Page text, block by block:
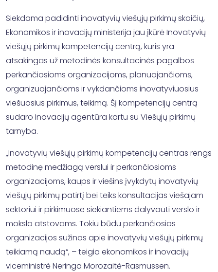
Siekdama padidinti inovatyvių viešųjų pirkimų skaičių,
Ekonomikos ir inovacijų ministerija jau įkūrė Inovatyvių
viešųjų pirkimų kompetencijų centrą, kuris yra
atsakingas už metodinės konsultacinės pagalbos
perkančiosioms organizacijoms, planuojančioms,
organizuojančioms ir vykdančioms inovatyviuosius
viešuosius pirkimus, teikimą. Šį kompetencijų centrą
sudaro Inovacijų agentūra kartu su Viešųjų pirkimų
tarnyba.
„Inovatyvių viešųjų pirkimų kompetencijų centras rengs
metodinę medžiagą verslui ir perkančiosioms
organizacijoms, kaups ir viešins įvykdytų inovatyvių
viešųjų pirkimų patirtį bei teiks konsultacijas viešajam
sektoriui ir pirkimuose siekiantiems dalyvauti verslo ir
mokslo atstovams. Tokiu būdu perkančiosios
organizacijos sužinos apie inovatyvių viešųjų pirkimų
teikiamą naudą“, – teigia ekonomikos ir inovacijų
viceministrė Neringa Morozaitė-Rasmussen.